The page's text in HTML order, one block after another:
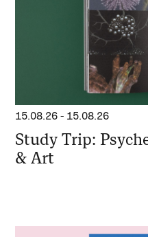
15.08.26 - 15.08.26
Study Trip:
& Art